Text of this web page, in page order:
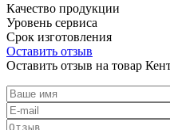
Качество продукции
Уровень сервиса
Срок изготовления
Оставить отзыв
Оставить отзыв на товар